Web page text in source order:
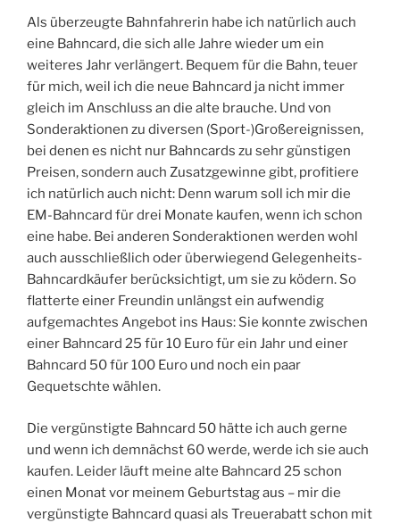
Als überzeugte Bahnfahrerin habe ich natürlich auch
eine Bahncard, die sich alle Jahre wieder um ein
weiteres Jahr verlängert. Bequem für die Bahn, teuer
für mich, weil ich die neue Bahncard ja nicht immer
gleich im Anschluss an die alte brauche. Und von
Sonderaktionen zu diversen (Sport-)Großereignissen,
bei denen es nicht nur Bahncards zu sehr günstigen
Preisen, sondern auch Zusatzgewinne gibt, profitiere
ich natürlich auch nicht: Denn warum soll ich mir die
EM-Bahncard für drei Monate kaufen, wenn ich schon
eine habe. Bei anderen Sonderaktionen werden wohl
auch ausschließlich oder überwiegend Gelegenheits-
Bahncardkäufer berücksichtigt, um sie zu ködern. So
flatterte einer Freundin unlängst ein aufwendig
aufgemachtes Angebot ins Haus: Sie konnte zwischen
einer Bahncard 25 für 10 Euro für ein Jahr und einer
Bahncard 50 für 100 Euro und noch ein paar
Gequetschte wählen.
Die vergünstigte Bahncard 50 hätte ich auch gerne
und wenn ich demnächst 60 werde, werde ich sie auch
kaufen. Leider läuft meine alte Bahncard 25 schon
einen Monat vor meinem Geburtstag aus – mir die
vergünstigte Bahncard quasi als Treuerabatt schon mit